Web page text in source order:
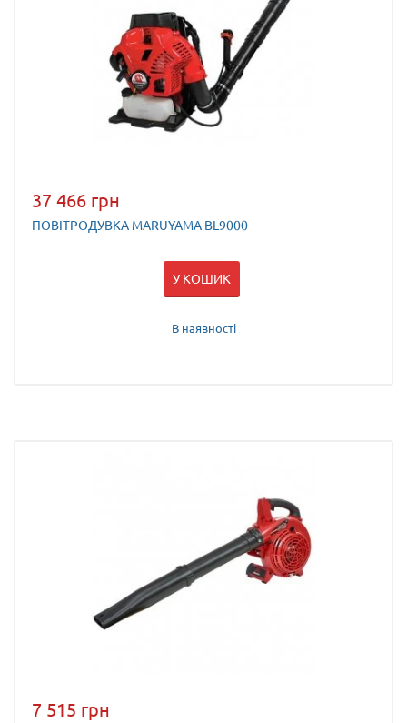
37 466 грн
ПОВІТРОДУВКА MARUYAMA BL9000
У КОШИК
В наявності
7 515 грн